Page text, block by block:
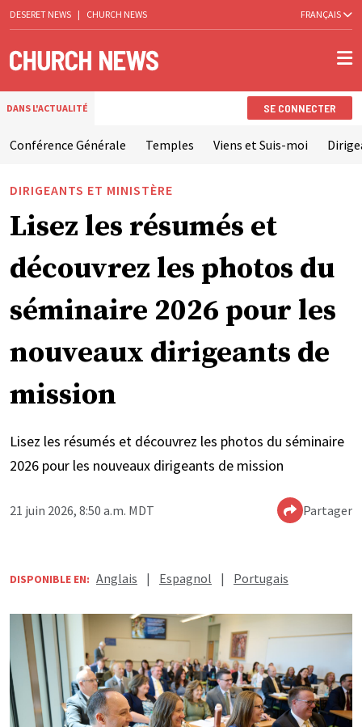
DESERET NEWS | CHURCH NEWS FRANÇAIS
DANS L'ACTUALITÉ SE CONNECTER
Conférence Générale Temples Viens et Suis-moi
DIRIGEANTS ET MINISTÈRE
Lisez les résumés et
découvrez les photos du
séminaire 2026 pour les
nouveaux dirigeants de
mission
Lisez les résumés et découvrez les photos du séminaire
2026 pour les nouveaux dirigeants de mission
21 juin 2026, 8:50 a.m. MDT Partager
DISPONIBLE EN: Anglais | Espagnol | Portugais